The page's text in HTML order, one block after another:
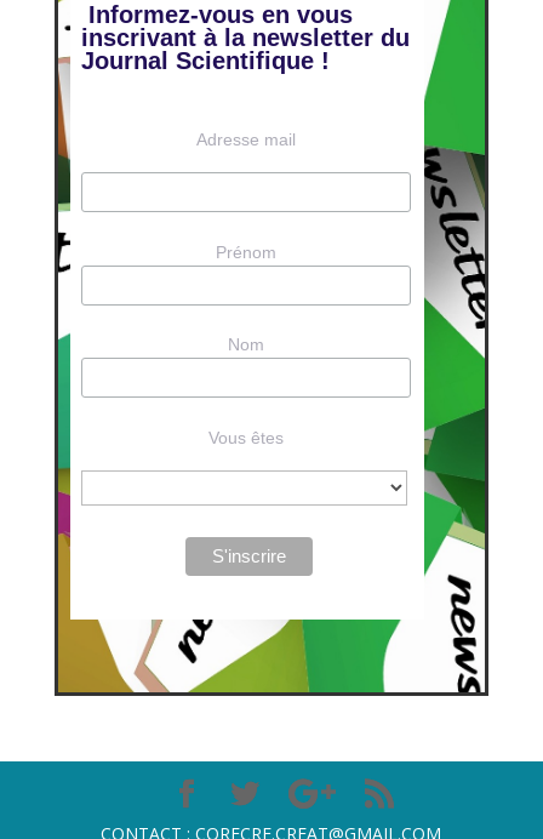
Informez-vous en vous
inscrivant à la newsletter du
Journal Scientifique !
Adresse mail
Prénom
Nom
Vous êtes
CONTACT : CORECRE.CREAT@GMAIL.COM